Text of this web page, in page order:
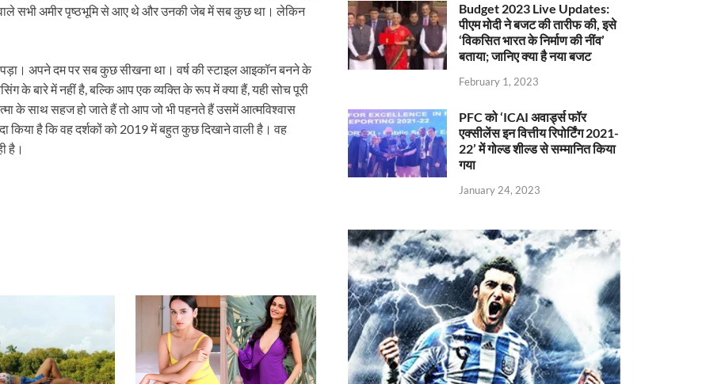
सभी अमीर पृष्ठभूमि से आए थे और उनकी जेब में सब कुछ था। लेकिन
पड़ा। अपने दम पर सब कुछ सीखना था। वर्ष की स्टाइल आइकॉन बनने के
के बारे में नहीं है, बल्कि आप एक व्यक्ति के रूप में क्या हैं, यही सोच पूरी
के साथ सहज हो जाते हैं तो आप जो भी पहनते हैं उसमें आत्मविश्वास
किया है कि वह दर्शकों को 2019 में बहुत कुछ दिखाने वाली है। वह
है।
Budget 2023 Live Updates:
पीएम मोदी ने बजट की तारीफ की, इसे
‘विकसित भारत के निर्माण की नींव’
बताया; जानिए क्या है नया बजट
February 1, 2023
PFC को ‘ICAI अवार्ड्स फॉर
एक्सीलेंस इन वित्तीय रिपोर्टिंग 2021-
22’ में गोल्ड शील्ड से सम्मानित किया
गया
January 24, 2023